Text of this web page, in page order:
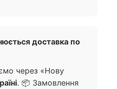
доставка по
через «Нову
. 📦 Замовлення